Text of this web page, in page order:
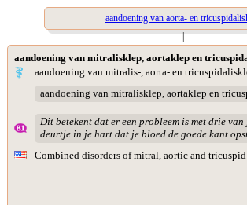
aandoening van aorta- en
|
aandoening van mitralisklep, aortaklep en
aandoening van mitralis-, aorta- en
aandoening van mitralisklep, aortaklep en
Dit betekent dat er een probleem is met drie
deurtje in je hart dat je bloed de goede kant
Combined disorders of mitral, aortic and